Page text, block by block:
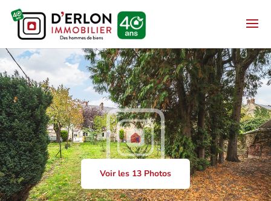
Voir les 13 Photos